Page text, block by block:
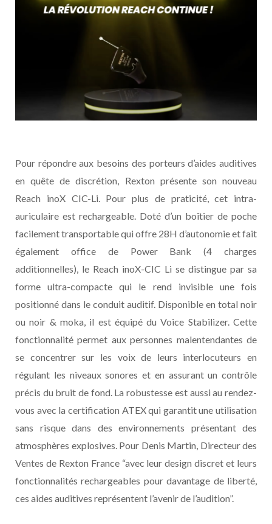
Pour répondre aux besoins des porteurs d’aides auditives
en quête de discrétion, Rexton présente son nouveau
Reach inoX CIC-Li. Pour plus de praticité, cet intra-
auriculaire est rechargeable. Doté d’un boîtier de poche
facilement transportable qui offre 28H d’autonomie et fait
également office de Power Bank (4 charges
additionnelles), le Reach inoX-CIC Li se distingue par sa
forme ultra-compacte qui le rend invisible une fois
positionné dans le conduit auditif. Disponible en total noir
ou noir & moka, il est équipé du Voice Stabilizer. Cette
fonctionnalité permet aux personnes malentendantes de
se concentrer sur les voix de leurs interlocuteurs en
régulant les niveaux sonores et en assurant un contrôle
précis du bruit de fond. La robustesse est aussi au rendez-
vous avec la certification ATEX qui garantit une utilisation
sans risque dans des environnements présentant des
atmosphères explosives. Pour Denis Martin, Directeur des
Ventes de Rexton France “avec leur design discret et leurs
fonctionnalités rechargeables pour davantage de liberté,
ces aides auditives représentent l’avenir de l’audition”.